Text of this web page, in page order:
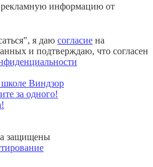
рекламную информацию от
я даю согласие на
и подтверждаю, что согласен
Виндзор
за одного!
защищены